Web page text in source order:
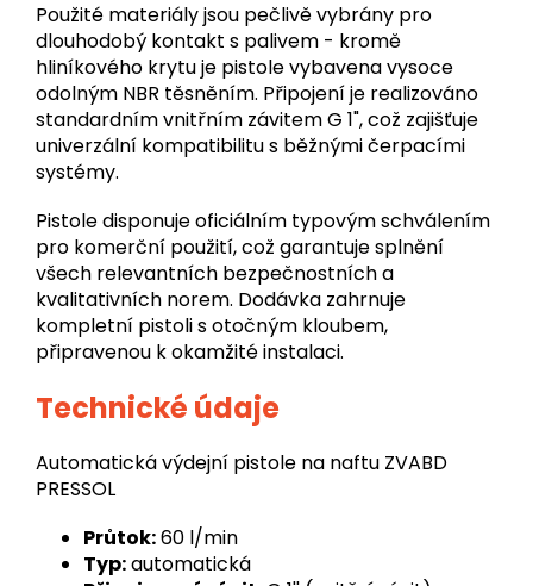
Použité materiály jsou pečlivě vybrány pro
dlouhodobý kontakt s palivem - kromě
hliníkového krytu je pistole vybavena vysoce
odolným NBR těsněním. Připojení je realizováno
standardním vnitřním závitem G 1", což zajišťuje
univerzální kompatibilitu s běžnými čerpacími
systémy.
Pistole disponuje oficiálním typovým schválením
pro komerční použití, což garantuje splnění
všech relevantních bezpečnostních a
kvalitativních norem. Dodávka zahrnuje
kompletní pistoli s otočným kloubem,
připravenou k okamžité instalaci.
Technické údaje
Automatická výdejní pistole na naftu ZVABD
PRESSOL
Průtok:60 l/min
Typ:automatická